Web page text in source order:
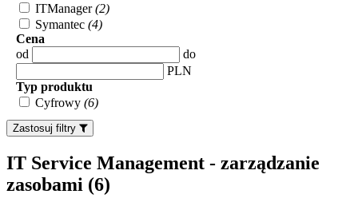
ITManager(2)
Symantec (4)
Cena
od
do
PLN
Typ produktu
Cyfrowy (6)
Zastosuj filtry
IT Service Management - zarządzanie
zasobami (6)